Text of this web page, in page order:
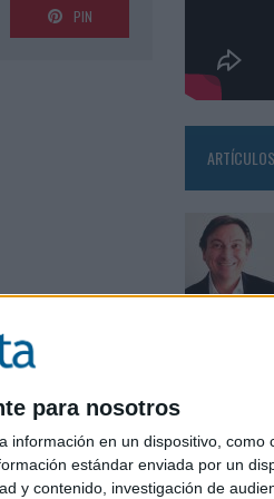
para nosotros
información en un dispositivo, como
estándar enviada por un
y contenido, investigación de
PIN
03/08/2026